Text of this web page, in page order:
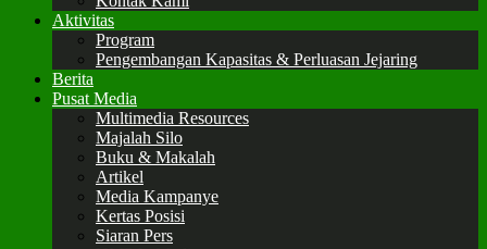
Aktivitas
Program
Pengembangan Kapasitas & Perluasan Jejaring
Berita
Pusat Media
Multimedia Resources
Majalah Silo
Buku & Makalah
Artikel
Media Kampanye
Kertas Posisi
Siaran Pers